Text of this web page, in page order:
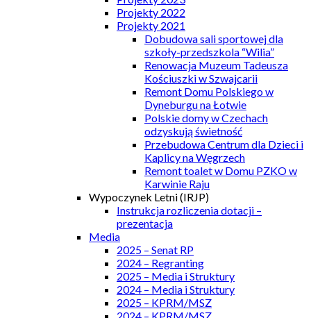
Projekty 2022
Projekty 2021
Dobudowa sali sportowej dla
szkoły-przedszkola “Wilia”
Renowacja Muzeum Tadeusza
Kościuszki w Szwajcarii
Remont Domu Polskiego w
Dyneburgu na Łotwie
Polskie domy w Czechach
odzyskują świetność
Przebudowa Centrum dla Dzieci i
Kaplicy na Węgrzech
Remont toalet w Domu PZKO w
Karwinie Raju
Wypoczynek Letni (IRJP)
Instrukcja rozliczenia dotacji –
prezentacja
Media
2025 – Senat RP
2024 – Regranting
2025 – Media i Struktury
2024 – Media i Struktury
2025 – KPRM/MSZ